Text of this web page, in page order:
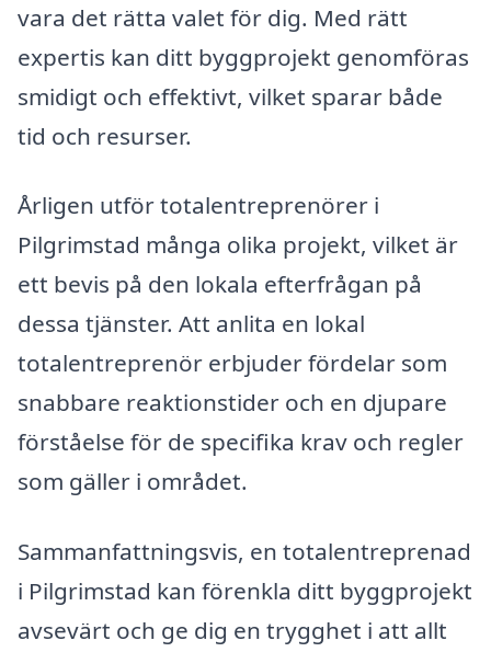
vara det rätta valet för dig. Med rätt
expertis kan ditt byggprojekt genomföras
smidigt och effektivt, vilket sparar både
tid och resurser.
Årligen utför totalentreprenörer i
Pilgrimstad många olika projekt, vilket är
ett bevis på den lokala efterfrågan på
dessa tjänster. Att anlita en lokal
totalentreprenör erbjuder fördelar som
snabbare reaktionstider och en djupare
förståelse för de specifika krav och regler
som gäller i området.
Sammanfattningsvis, en totalentreprenad
i Pilgrimstad kan förenkla ditt byggprojekt
avsevärt och ge dig en trygghet i att allt